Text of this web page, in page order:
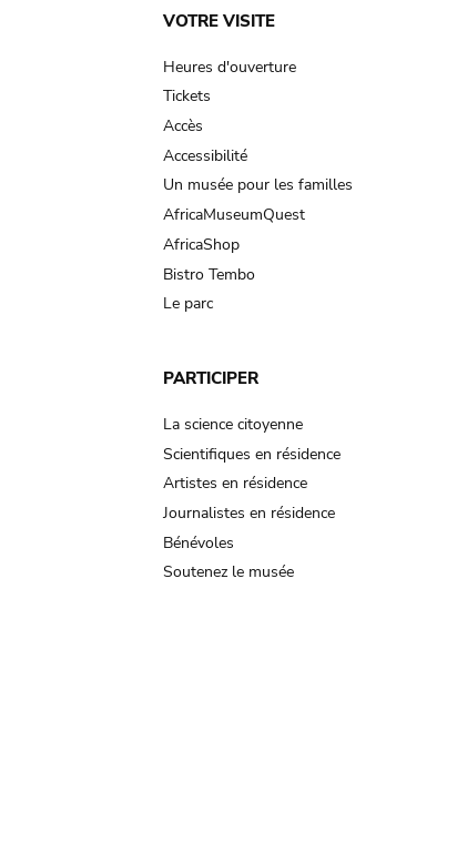
Main
navigation
VOTRE VISITE
Heures d'ouverture
Tickets
Accès
Accessibilité
Un musée pour les familles
AfricaMuseumQuest
AfricaShop
Bistro Tembo
Le parc
PARTICIPER
La science citoyenne
Scientifiques en résidence
Artistes en résidence
Journalistes en résidence
Bénévoles
Soutenez le musée